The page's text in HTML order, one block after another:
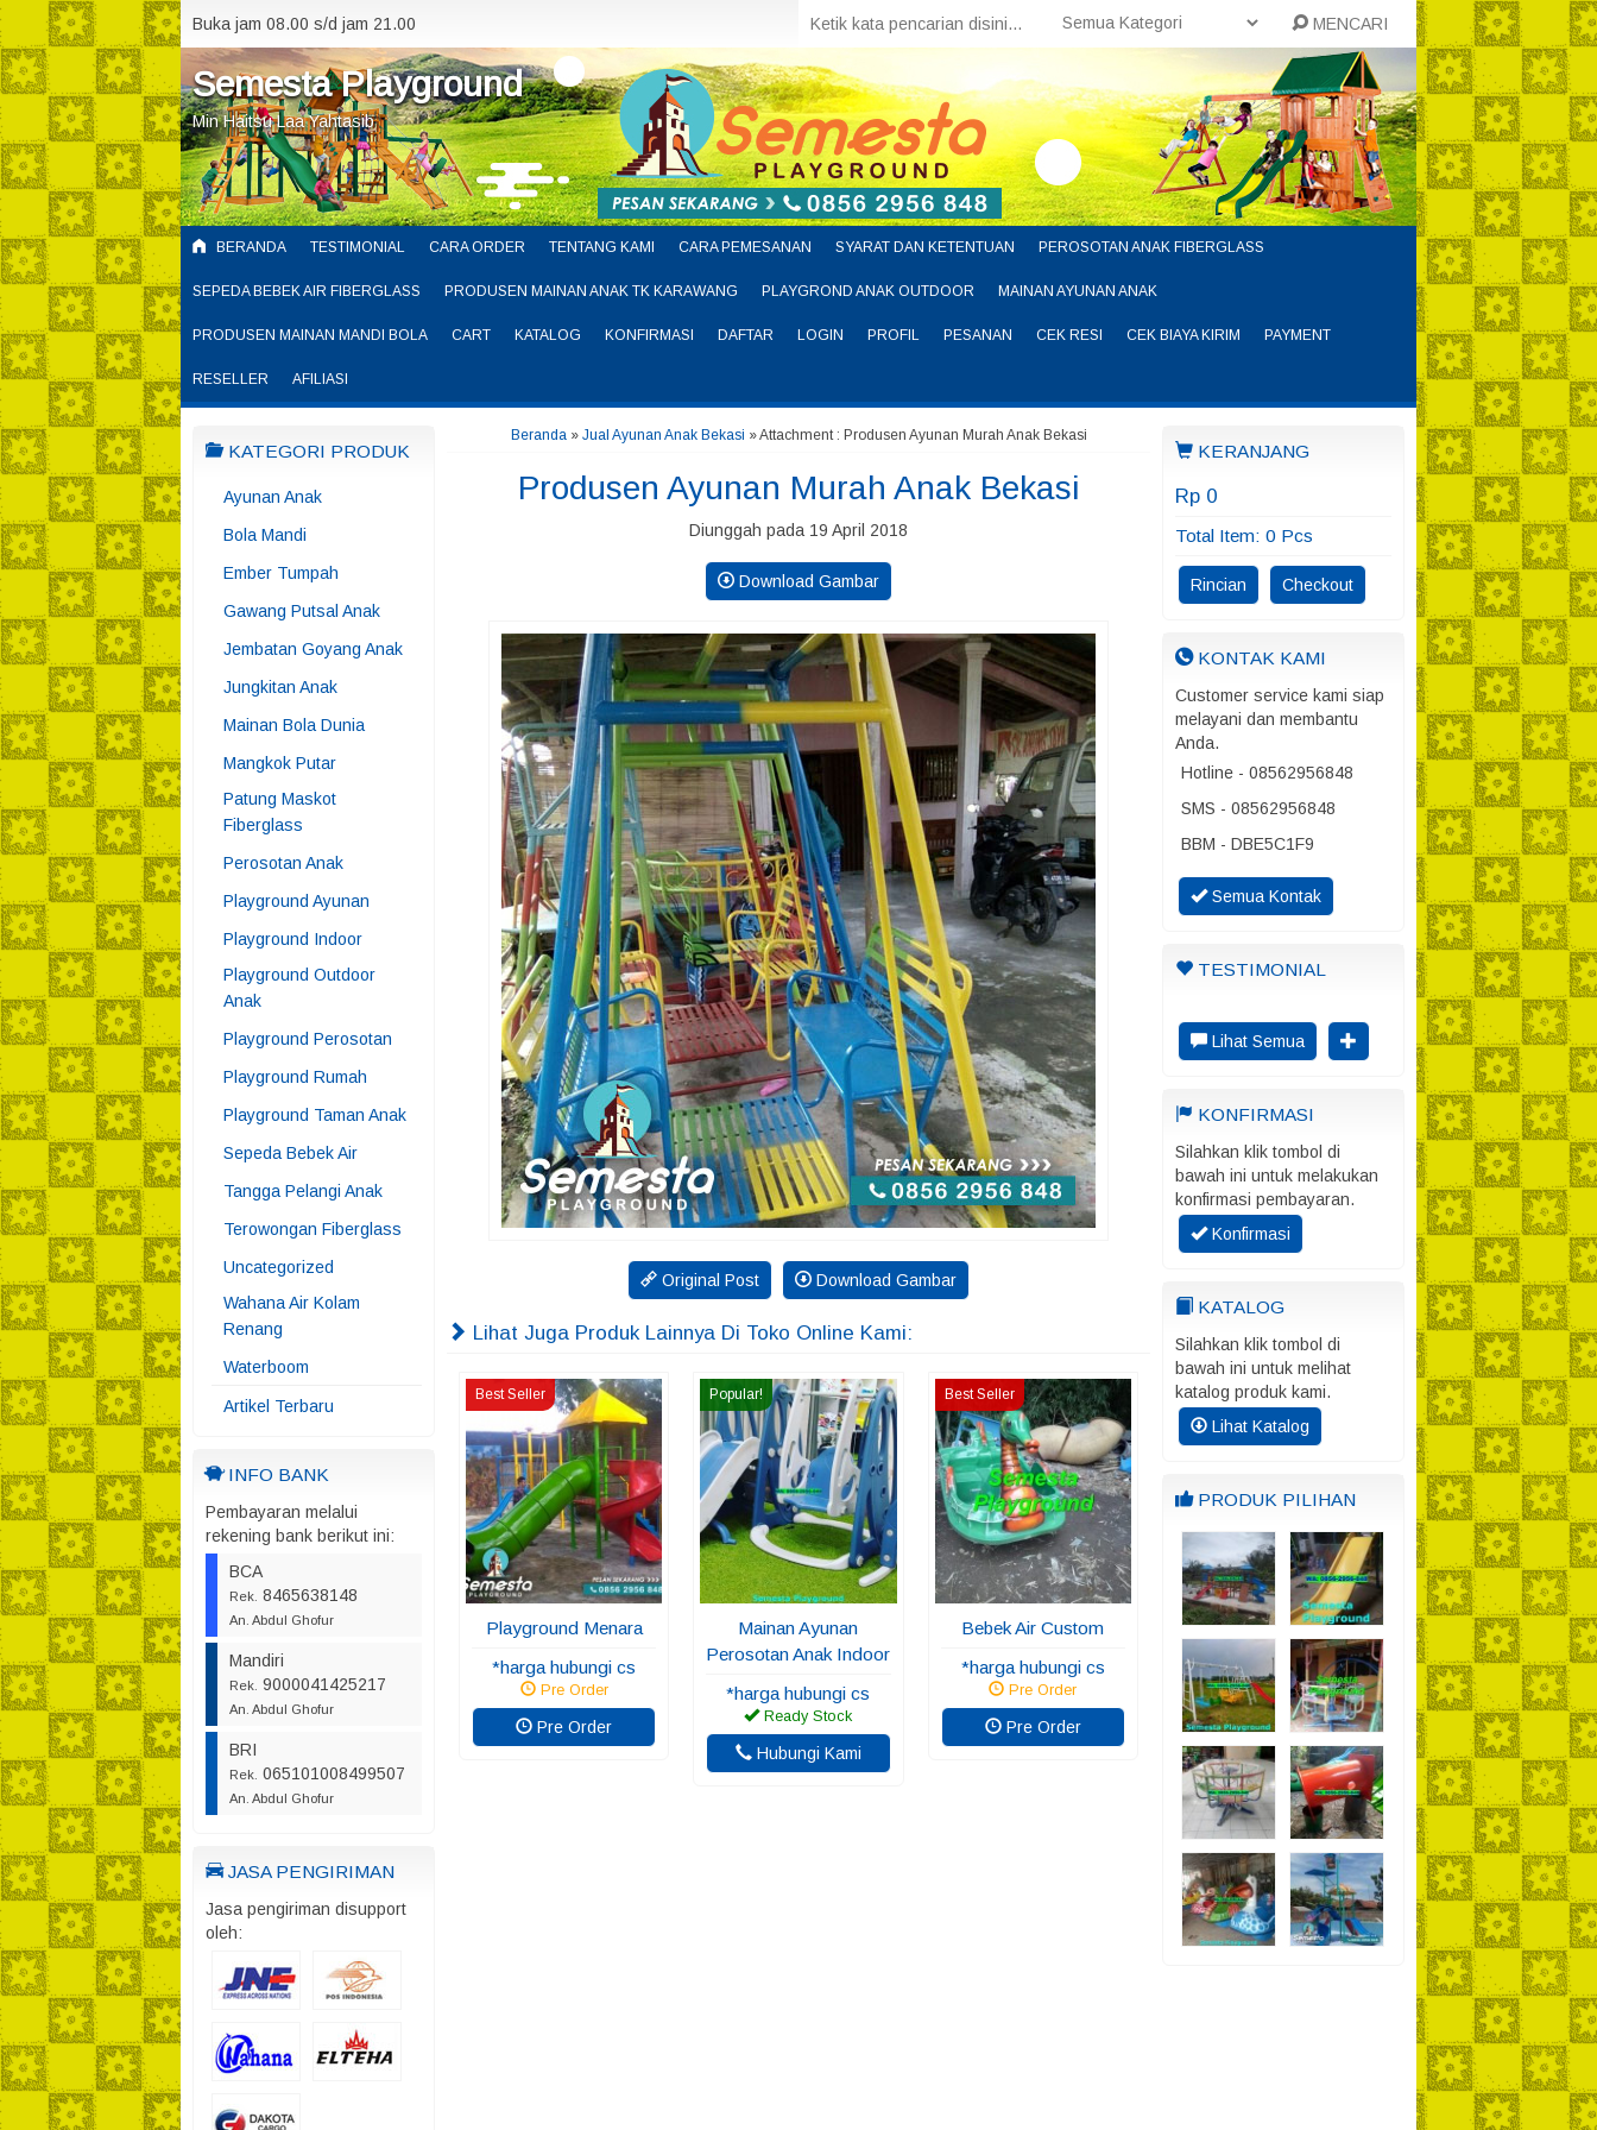
Buka jam 08.00 s/d jam 21.00 MENCARI
Semesta Playground
Min Haitsu Laa Yahtasib
BERANDA TESTIMONIAL CARA ORDER TENTANG KAMI CARA PEMESANAN SYARAT DAN KETENTUAN PEROSOTAN ANAK FIBERGLASS
SEPEDA BEBEK AIR FIBERGLASS PRODUSEN MAINAN ANAK TK KARAWANG PLAYGROND ANAK OUTDOOR MAINAN AYUNAN ANAK
PRODUSEN MAINAN MANDI BOLA CART KATALOG KONFIRMASI DAFTAR LOGIN PROFIL PESANAN CEK RESI CEK BIAYA KIRIM PAYMENT
RESELLER AFILIASI
KATEGORI PRODUK
Ayunan Anak
Bola Mandi
Ember Tumpah
Gawang Putsal Anak
Jembatan Goyang Anak
Jungkitan Anak
Mainan Bola Dunia
Mangkok Putar
Patung Maskot
Fiberglass
Perosotan Anak
Playground Ayunan
Playground Indoor
Playground Outdoor
Anak
Playground Perosotan
Playground Rumah
Playground Taman Anak
Sepeda Bebek Air
Tangga Pelangi Anak
Terowongan Fiberglass
Uncategorized
Wahana Air Kolam
Renang
Waterboom
Artikel Terbaru
INFO BANK
Pembayaran melalui
rekening bank berikut ini:
BCA
Rek. 8465638148
An. Abdul Ghofur
Mandiri
Rek. 9000041425217
An. Abdul Ghofur
BRI
Rek. 065101008499507
An. Abdul Ghofur
JASA PENGIRIMAN
Jasa pengiriman disupport
oleh:
Beranda» Jual Ayunan Anak Bekasi » Attachment : Produsen Ayunan Murah Anak Bekasi
Produsen Ayunan Murah Anak Bekasi
Diunggah pada 19 April 2018
Download Gambar
Original Post Download Gambar
Lihat Juga Produk Lainnya Di Toko Online Kami:
Best Seller
Playground Menara
*harga hubungi cs
Pre Order
Pre Order
Popular!
Mainan Ayunan
Perosotan Anak Indoor
*harga hubungi cs
Ready Stock
Hubungi Kami
Best Seller
Bebek Air Custom
*harga hubungi cs
Pre Order
Pre Order
KERANJANG
Rp 0
Total Item: 0 Pcs
Rincian Checkout
KONTAK KAMI
Customer service kami siap
melayani dan membantu
Anda.
Hotline - 08562956848
SMS - 08562956848
BBM - DBE5C1F9
Semua Kontak
TESTIMONIAL
Lihat Semua
KONFIRMASI
Silahkan klik tombol di
bawah ini untuk melakukan
konfirmasi pembayaran.
Konfirmasi
KATALOG
Silahkan klik tombol di
bawah ini untuk melihat
katalog produk kami.
Lihat Katalog
PRODUK PILIHAN